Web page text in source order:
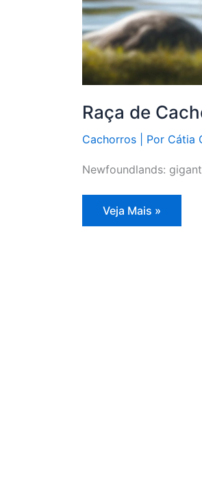
Raça de
Cachorros | Por Cátia
Newfoundlands:
Raça
Veja Mais »